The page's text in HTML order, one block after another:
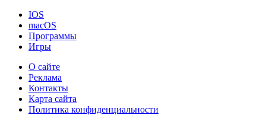
IOS
macOS
Программы
Игры
О сайте
Реклама
Контакты
Карта сайта
Политика конфиденциальности